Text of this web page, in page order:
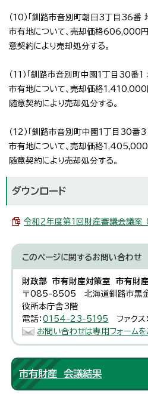
（10）「釧路市音別町朝日3丁目36番
市有地について、売却価格606,000円
意契約により売却処分する。
（11）「釧路市音別町中園1丁目30番
市有地について、売却価格1,410,000
随意契約により売却処分する。
（12）「釧路市音別町中園1丁目30番
市有地について、売却価格1,405,000
随意契約により売却処分する。
ダウンロード
令和2年度第1回財産審議会議案
このページに関するお問い合わせ
財政部 市有財産対策室 市有財
〒085-8505 北海道釧路市黒
役所本庁舎3階
電話：0154-23-5195
ファク
お問い合わせは専用フォームを
市有財産 会議結果